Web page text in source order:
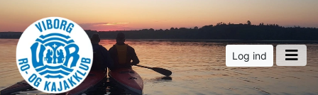
Log ind